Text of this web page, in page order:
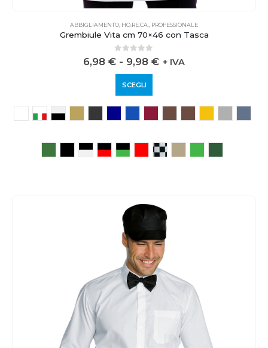
ABBIGLIAMENTO HO.RE.CA. PROFESSIONALE
Grembiule Vita cm 70×46 con Tasca
0 out of 5
6,98 € - 9,98 € + IVA
SCEGLI